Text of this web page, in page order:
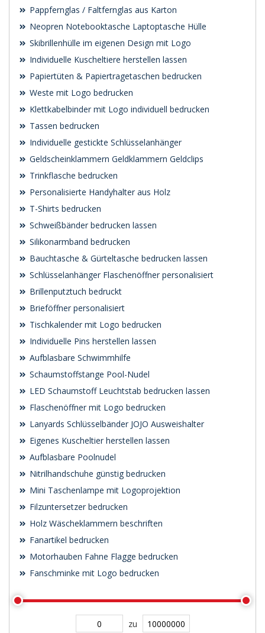
Pappfernglas / Faltfernglas aus Karton
Neopren Notebooktasche Laptoptasche Hülle
Skibrillenhülle im eigenen Design mit Logo
Individuelle Kuscheltiere herstellen lassen
Papiertüten & Papiertragetaschen bedrucken
Weste mit Logo bedrucken
Klettkabelbinder mit Logo individuell bedrucken
Tassen bedrucken
Individuelle gestickte Schlüsselanhänger
Geldscheinklammern Geldklammern Geldclips
Trinkflasche bedrucken
Personalisierte Handyhalter aus Holz
T-Shirts bedrucken
Schweißbänder bedrucken lassen
Silikonarmband bedrucken
Bauchtasche & Gürteltasche bedrucken lassen
Schlüsselanhänger Flaschenöffner personalisiert
Brillenputztuch bedruckt
Brieföffner personalisiert
Tischkalender mit Logo bedrucken
Individuelle Pins herstellen lassen
Aufblasbare Schwimmhilfe
Schaumstoffstange Pool-Nudel
LED Schaumstoff Leuchtstab bedrucken lassen
Flaschenöffner mit Logo bedrucken
Lanyards Schlüsselbänder JOJO Ausweishalter
Eigenes Kuscheltier herstellen lassen
Aufblasbare Poolnudel
Nitrilhandschuhe günstig bedrucken
Mini Taschenlampe mit Logoprojektion
Filzuntersetzer bedrucken
Holz Wäscheklammern beschriften
Fanartikel bedrucken
Motorhauben Fahne Flagge bedrucken
Fanschminke mit Logo bedrucken
zu